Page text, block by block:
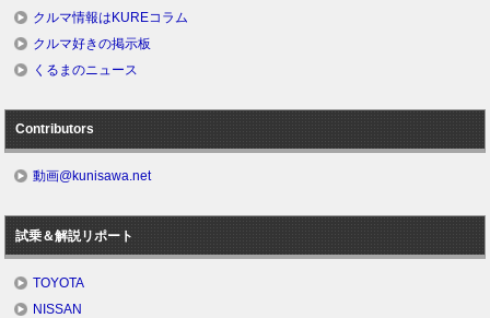
クルマ情報はKUREコラム
クルマ好きの掲示板
くるまのニュース
Contributors
動画@kunisawa.net
試乗＆解説リポート
TOYOTA
NISSAN